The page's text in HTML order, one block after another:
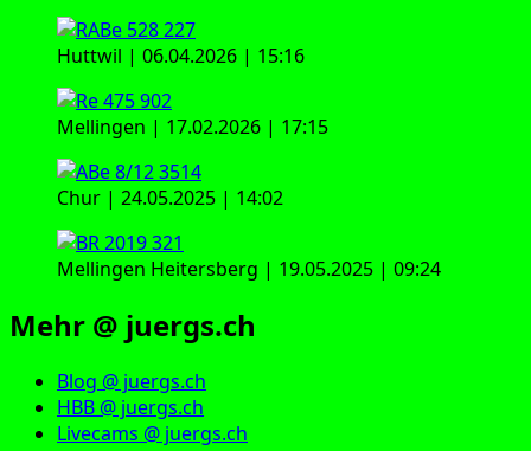
Huttwil | 06.04.2026 | 15:16
Mellingen | 17.02.2026 | 17:15
Chur | 24.05.2025 | 14:02
Mellingen Heitersberg | 19.05.2025 | 09:24
Mehr @ juergs.ch
Blog @ juergs.ch
HBB @ juergs.ch
Livecams @ juergs.ch